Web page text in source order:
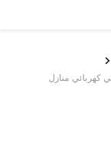
/ 66409555 / اول فني كهربائي منازل